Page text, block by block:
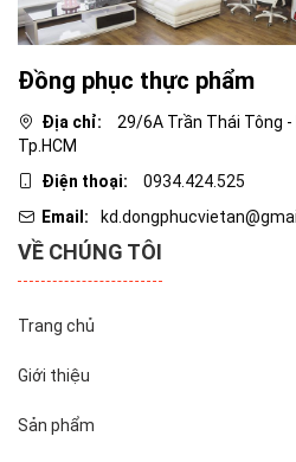
Đồng phục thực phẩm
Địa chỉ:
29/6A Trần Thái Tông -
Tp.HCM
Điện thoại:
0934.424.525
Email:
VỀ CHÚNG TÔI
Trang chủ
Giới thiệu
Sản phẩm